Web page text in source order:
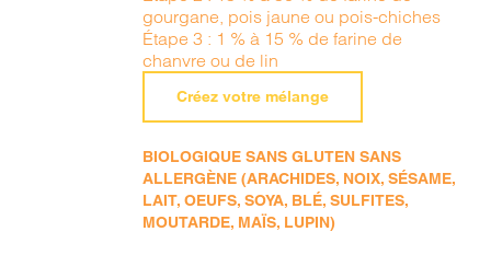
gourgane, pois jaune ou pois-chiches
Étape 3 : 1 % à 15 % de farine de
chanvre ou de lin
Créez votre mélange
BIOLOGIQUE SANS GLUTEN SANS
ALLERGÈNE (ARACHIDES, NOIX, SÉSAME,
LAIT, OEUFS, SOYA, BLÉ, SULFITES,
MOUTARDE, MAÏS, LUPIN)